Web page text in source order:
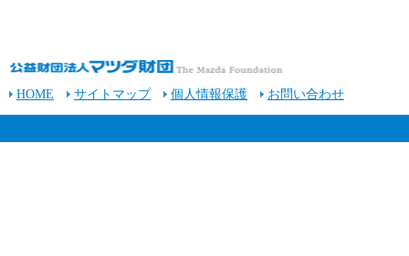
HOME サイトマップ 個人情報保護 お問い合わせ